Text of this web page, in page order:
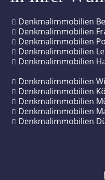
Denkmalimmobilien
Denkmalimmobilien
Denkmalimmobilien
Denkmalimmobilien
Denkmalimmobilien
Denkmalimmobilien
Denkmalimmobilien
Denkmalimmobilien
Denkmalimmobilien
Denkmalimmobilien